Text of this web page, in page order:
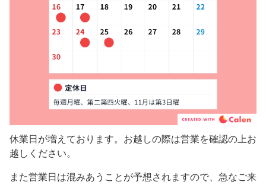
休業日が増えております。お越しの際は営業を確認の上お
越しください。
また営業日は混みあうことが予想されますので、急なご来